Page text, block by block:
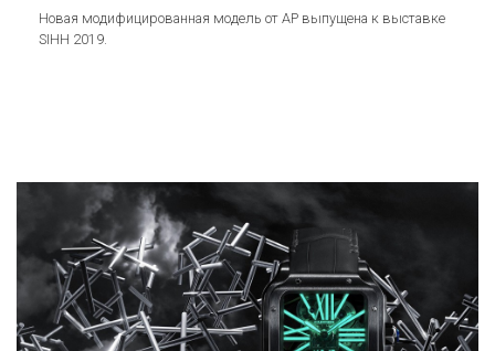
Новая модифицированная модель от АР выпущена к выставке
SIHH 2019.